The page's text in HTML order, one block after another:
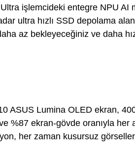
işlemcideki entegre NPU AI
ultra hızlı SSD depolama
az bekleyeceğiniz ve daha
ASUS Lumina OLED ekran,
%87 ekran-gövde oranıyla her
her zaman kusursuz